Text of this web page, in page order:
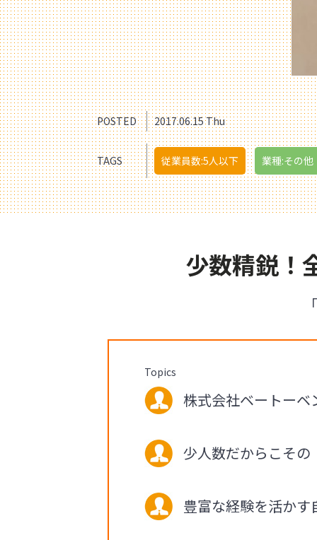
POSTED 2017.06.15 Thu
TAGS 従業員数:5人以下 業種:その他
少数精鋭！
Topics
株式会社ベートー
少人数だからこそ
豊富な経験を活か